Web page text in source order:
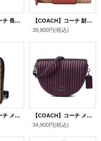
【COACH】コーチ 長財布 デニム レザー ロゴ リストレット ロング ジップ アラウンド 長財布 ライトインディゴ（日本未発売）
【COACH】コーチ 財布 コーティングキャンバス レザー シグネチャー カラーブラック ビルフォールド ロゴ スナップ ウォレット 二つ折り 財布 タンキャラメル（日本未発売）
39,800円(税込)
【COACH】コーチ メンズ コーティングキャンバス レザー シグネチャー サリバン パック ワンショルダー バックパック ボディバッグ カーキ×チャコール〔日本未発売〕
【COACH】コーチ メタリックナッパレザー メタリックスムースレザー スムースレザー エレン リニア キルティング クロスボディ 三日月 ハーフムーン 斜め掛け ショルダーバッグ メタリッククリムゾン（日本未発売）
34,900円(税込)